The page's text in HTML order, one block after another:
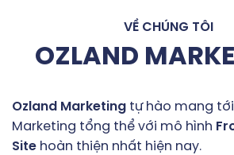
VỀ CHÚNG TÔI
OZLAND
Ozland Marketing tự hào mang
Marketing tổng thể với mô hình
Site hoàn thiện nhất hiện nay.